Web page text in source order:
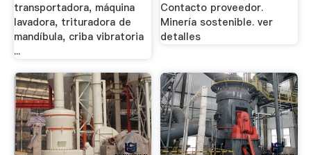
transportadora, máquina
lavadora, trituradora de
mandíbula, criba vibratoria
...
Contacto proveedor.
Minería sostenible. ver
detalles